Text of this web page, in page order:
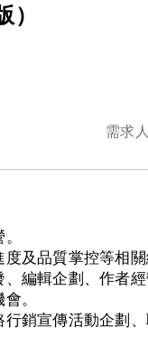
需求
及品質掌控等相關
編輯企劃、作者
。
銷宣傳活動企劃、